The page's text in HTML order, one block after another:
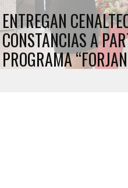
ENTREGAN
CONSTANCIAS A
PROGRAMA